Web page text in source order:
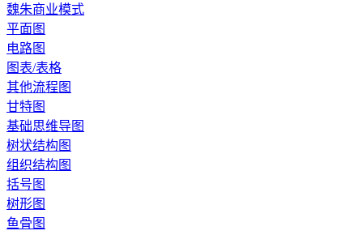
魏朱商业模式
平面图
电路图
图表/表格
其他流程图
甘特图
基础思维导图
树状结构图
组织结构图
括号图
树形图
鱼骨图